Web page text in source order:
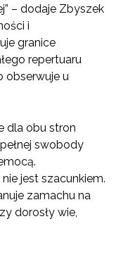
– dodaje Zbyszek
i
granice
repertuaru
obserwuje u
dla obu stron
swobody
jest szacunkiem.
zamachu na
dorosły wie,